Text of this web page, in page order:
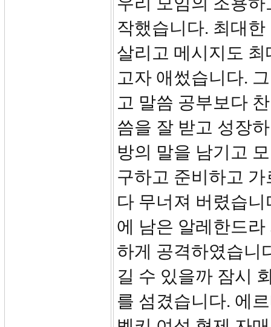
작했습니다. 최대
살리고 메시지도
고자 애썼습니다.
고 말씀 공부보다
씀을 잘 받고 성장
방의 말을 남기고
구하고 준비하고
다 무너져 버렸습
에 남은 알레한드
하게 공격하였습니
길 수 있을까 잠시
를 섬겼습니다. 에